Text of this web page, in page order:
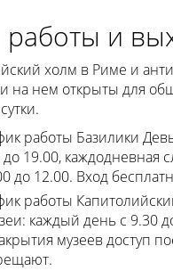
работы и
холм в Риме и
на нем открыты для
работы Базилики
до 19.00, каждодневная
до 12.00. Вход
работы
каждый день с 9.30
музеев доступ